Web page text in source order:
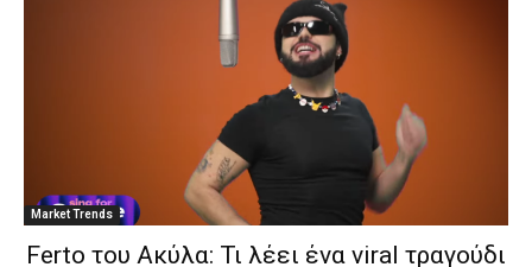
Market Trends
Ferto του Ακύλα: Τι λέει ένα viral τραγούδι